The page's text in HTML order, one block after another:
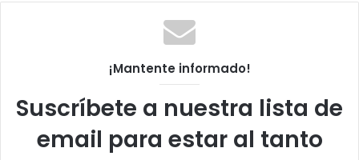
¡Mantente informado!
Suscríbete a nuestra lista de
email para estar al tanto